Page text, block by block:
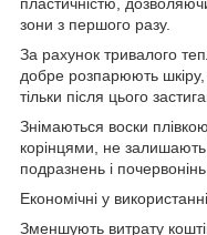
зони з першого разу.
За рахунок тривалого
добре розпарюють шкіру,
тільки після цього
Знімаються воски
корінцями, не
подразнень і почервонінь
Економічні у використанні.
Зменшують витрату